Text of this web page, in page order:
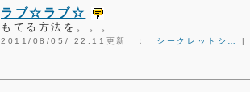
ラブ☆ラブ☆
もてる方法を。。。
2011/08/05/ 22:11更新 ： シークレットシ…